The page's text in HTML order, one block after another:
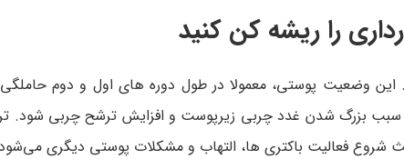
را ریشه کن کنید
این وضعیت پوستی، معمولا در طول دوره های اول و دوم
سبب بزرگ شدن غدد چربی زیرپوست و افزایش ترشح چربی شود.
فعالیت باکتری ها، التهاب و مشکلات پوستی دیگری